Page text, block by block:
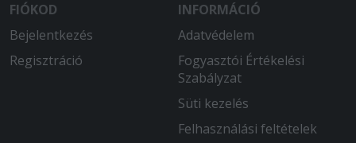
FIÓKOD
Bejelentkezés
Regisztráció
INFORMÁCIÓ
Adatvédelem
Fogyasztói Értékelési
Szabályzat
Süti kezelés
Felhasználási feltételek